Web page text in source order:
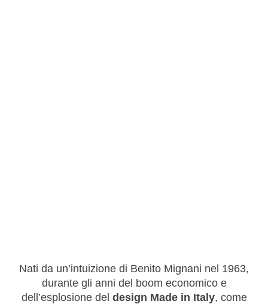
Nati da un’intuizione di Benito Mignani nel 1963,
durante gli anni del boom economico e
dell’esplosione del design Made in Italy, come